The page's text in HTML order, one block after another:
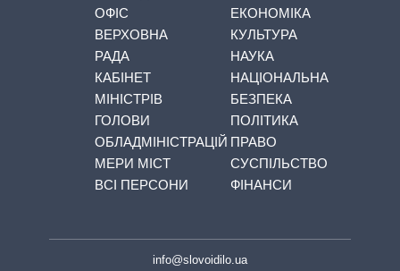
ОФІС
ВЕРХОВНА
РАДА
КАБІНЕТ
МІНІСТРІВ
ГОЛОВИ
ОБЛАДМІНІСТРАЦІЙ
МЕРИ МІСТ
ВСІ ПЕРСОНИ
ЕКОНОМІКА
КУЛЬТУРА
НАУКА
НАЦІОНАЛЬНА
БЕЗПЕКА
ПОЛІТИКА
ПРАВО
СУСПІЛЬСТВО
ФІНАНСИ
info@slovoidilo.ua